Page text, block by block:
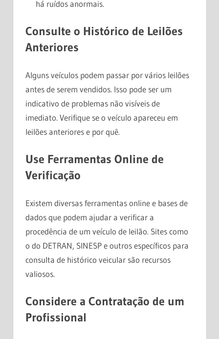
há ruídos anormais.
Consulte o Histórico de Leilões
Anteriores
Alguns veículos podem passar por vários leilões
antes de serem vendidos. Isso pode ser um
indicativo de problemas não visíveis de
imediato. Verifique se o veículo apareceu em
leilões anteriores e por quê.
Use Ferramentas Online de
Verificação
Existem diversas ferramentas online e bases de
dados que podem ajudar a verificar a
procedência de um veículo de leilão. Sites como
o do DETRAN, SINESP e outros específicos para
consulta de histórico veicular são recursos
valiosos.
Considere a Contratação de um
Profissional